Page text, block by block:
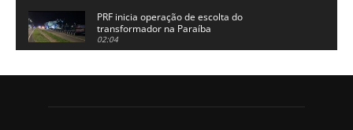
PRF inicia operação de escolta do
transformador na Paraíba
02:04
candidatura a governador da Paraíba
Chapa dos sonhos: Cícero agradece a Galdino,